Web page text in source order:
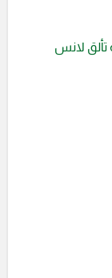
تألق لانس